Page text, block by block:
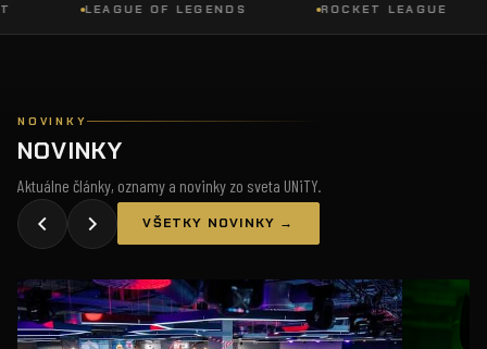
LEAGUE OF LEGENDS ROCKET LEAGUE
NOVINKY
NOVINKY
Aktuálne články, oznamy a novinky zo sveta UNiTY.
VŠETKY NOVINKY →